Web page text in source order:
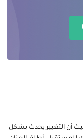
حيث أن التغيير يحدث بشكل